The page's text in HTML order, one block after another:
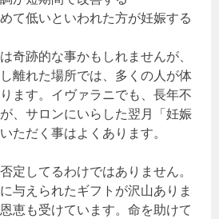
て低いといわれた方が妊娠する
奇跡的な事かもしれませんが、
離れた場所では、多くの人が体
ます。イヴァラニでも、長年不
、サロンにいらした翌月「妊娠
ただく事はよくあります。
定してるわけではありません。
与えられたギフトが沢山ありま
恵も受けています。命を助けて